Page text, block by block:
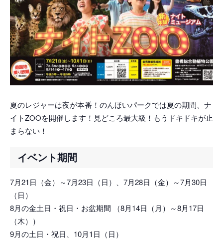
夏のレジャーは夜が本番！のんほいパークでは夏の期間、ナ
イトZOOを開催します！見どころ最大級！もうドキドキが止
まらない！
イベント期間
7月21日（金）～7月23日（日）、7月28日（金）～7月30日
（日）
8月の金土日・祝日・お盆期間 （8月14日（月）～8月17日
（木））
9月の土日・祝日、10月1日（日）